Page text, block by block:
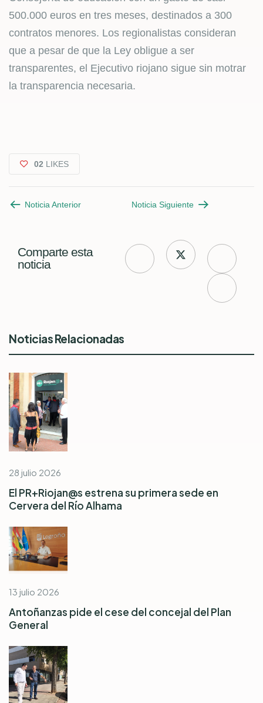
500.000 euros en tres meses, destinados a 300
contratos menores. Los regionalistas consideran
que a pesar de que la Ley obligue a ser
transparentes, el Ejecutivo riojano sigue sin motrar
la transparencia necesaria.
02 LIKES
Noticia Anterior Noticia Siguiente
Comparte esta
noticia
Noticias Relacionadas
28 julio 2026
El PR+Riojan@s estrena su primera sede en
Cervera del Río Alhama
13 julio 2026
Antoñanzas pide el cese del concejal del Plan
General